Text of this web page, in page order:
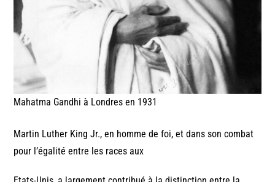
Mahatma Gandhi à Londres en 1931
Martin Luther King Jr., en homme de foi, et dans son combat
pour l’égalité entre les races aux